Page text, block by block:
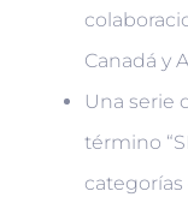
Canadá y
Una serie
término